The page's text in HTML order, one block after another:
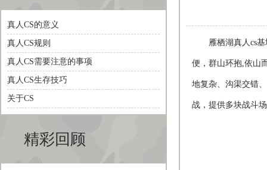
真人CS的意义
真人CS规则
真人CS需要注意的事项
真人CS生存技巧
关于CS
精彩回顾
雁栖湖真人cs基地
便，群山环抱,依山
地复杂、沟渠交错
战，提供多块战斗